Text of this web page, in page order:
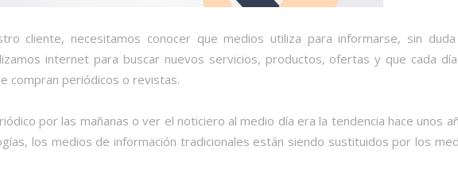
cliente, necesitamos conocer que medios utiliza para informarse, sin
internet para buscar nuevos servicios, productos, ofertas y que cada
compran periódicos o revistas.
por las mañanas o ver el noticiero al medio día era la tendencia hace unos
los medios de información tradicionales están siendo sustituidos por los